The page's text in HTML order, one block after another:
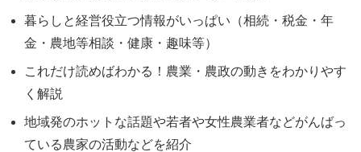
暮らしと経営役立つ情報がいっぱい（相続・税金・年
金・農地等相談・健康・趣味等）
これだけ読めばわかる！農業・農政の動きをわかりやす
く解説
地域発のホットな話題や若者や女性農業者などがんばっ
ている農家の活動などを紹介